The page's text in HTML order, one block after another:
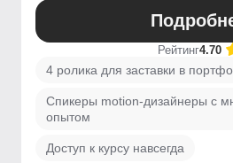
Рейтинг4.70
4 ролика для заставки в
Спикеры motion-дизайнеры с
опытом
Доступ к курсу навсегда